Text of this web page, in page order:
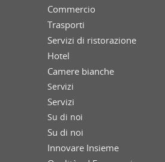
Commercio
Trasporti
Servizi di ristorazione
Hotel
Camere bianche
Servizi
Servizi
Su di noi
Su di noi
Innovare Insieme